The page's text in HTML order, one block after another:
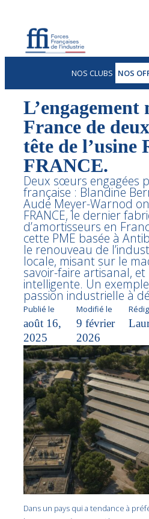
NOS CLUBS NOS
L’engagement
France de
tête de l’usine
FRANCE.
Deux sœurs engagées
française : Blandine
Aude Meyer-Warnod
FRANCE, le dernier
d’amortisseurs en
cette PME basée à
le renouveau de
locale, misant sur le
savoir-faire artisanal,
intelligente. Un
passion industrielle à
Publié le
août 16,
2025
Modifié le
9 février
2026
Dans un pays qui a tendance à